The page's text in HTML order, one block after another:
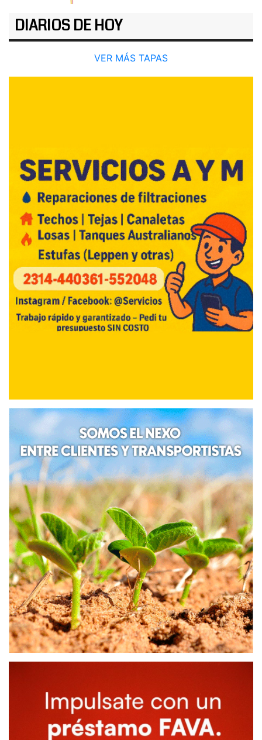
DIARIOS DE HOY
VER MÁS TAPAS